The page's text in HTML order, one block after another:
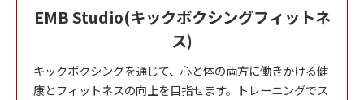
EMB Studio(キックボクシングフィットネ
ス)
キックボクシングを通じて、心と体の両方に働きかける健
康とフィットネスの向上を目指せます。トレーニングでス